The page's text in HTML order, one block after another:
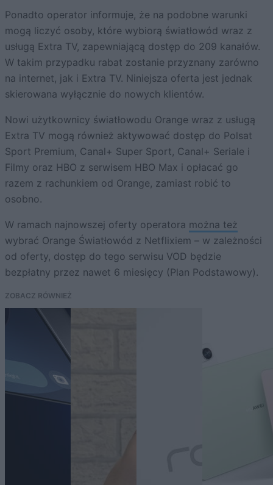
Ponadto operator informuje, że na podobne warunki
mogą liczyć osoby, które wybiorą światłowód wraz z
usługą Extra TV, zapewniającą dostęp do 209 kanałów.
W takim przypadku rabat zostanie przyznany zarówno
na internet, jak i Extra TV. Niniejsza oferta jest jednak
skierowana wyłącznie do nowych klientów.
Nowi użytkownicy światłowodu Orange wraz z usługą
Extra TV mogą również aktywować dostęp do Polsat
Sport Premium, Canal+ Super Sport, Canal+ Seriale i
Filmy oraz HBO z serwisem HBO Max i opłacać go
razem z rachunkiem od Orange, zamiast robić to
osobno.
W ramach najnowszej oferty operatora można też
wybrać Orange Światłowód z Netflixiem – w zależności
od oferty, dostęp do tego serwisu VOD będzie
bezpłatny przez nawet 6 miesięcy (Plan Podstawowy).
ZOBACZ RÓWNIEŻ